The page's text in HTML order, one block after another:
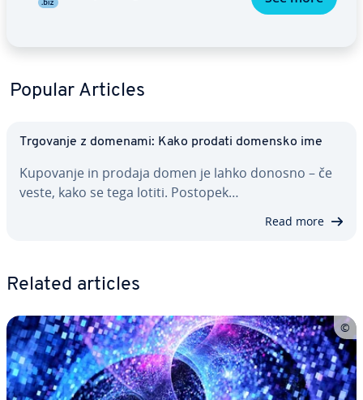
Popular Articles
Trgovanje z domenami: Kako prodati domensko ime
Kupovanje in prodaja domen je lahko donosno – če
veste, kako se tega lotiti. Postopek…
Read more
Related articles